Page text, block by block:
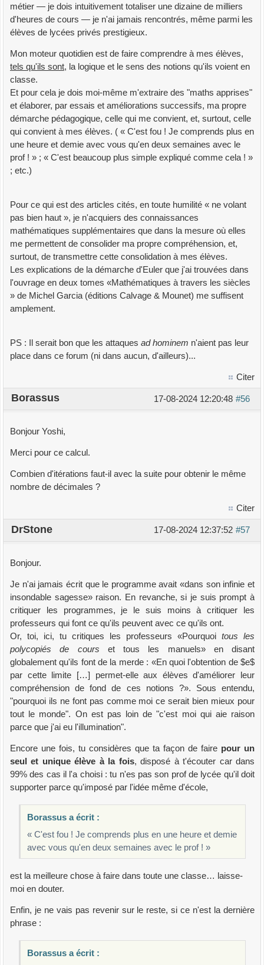
métier — je dois intuitivement totaliser une dizaine de milliers
d'heures de cours — je n'ai jamais rencontrés, même parmi les
élèves de lycées privés prestigieux.
Mon moteur quotidien est de faire comprendre à mes élèves,
tels qu'ils sont, la logique et le sens des notions qu'ils voient en
classe.
Et pour cela je dois moi-même m'extraire des "maths apprises"
et élaborer, par essais et améliorations successifs, ma propre
démarche pédagogique, celle qui me convient, et, surtout, celle
qui convient à mes élèves. ( « C'est fou ! Je comprends plus en
une heure et demie avec vous qu'en deux semaines avec le
prof ! » ; « C'est beaucoup plus simple expliqué comme cela ! »
; etc.)
Pour ce qui est des articles cités, en toute humilité « ne volant
pas bien haut », je n'acquiers des connaissances
mathématiques supplémentaires que dans la mesure où elles
me permettent de consolider ma propre compréhension, et,
surtout, de transmettre cette consolidation à mes élèves.
Les explications de la démarche d'Euler que j'ai trouvées dans
l'ouvrage en deux tomes «Mathématiques à travers les siècles
» de Michel Garcia (éditions Calvage & Mounet) me suffisent
amplement.
PS : Il serait bon que les attaques ad hominem n'aient pas leur
place dans ce forum (ni dans aucun, d'ailleurs)...
Citer
#56
17-08-2024 12:20:48
Borassus
Bonjour Yoshi,
Merci pour ce calcul.
Combien d'itérations faut-il avec la suite pour obtenir le même
nombre de décimales ?
Citer
#57
17-08-2024 12:37:52
DrStone
Bonjour.
Je n'ai jamais écrit que le programme avait «dans son infinie et
insondable sagesse» raison. En revanche, si je suis prompt à
critiquer les programmes, je le suis moins à critiquer les
professeurs qui font ce qu'ils peuvent avec ce qu'ils ont.
Or, toi, ici, tu critiques les professeurs «Pourquoi tous les
polycopiés de cours et tous les manuels» en disant
globalement qu'ils font de la merde : «En quoi l'obtention de $e$
par cette limite […] permet-elle aux élèves d'améliorer leur
compréhension de fond de ces notions ?». Sous entendu,
"pourquoi ils ne font pas comme moi ce serait bien mieux pour
tout le monde". On est pas loin de "c'est moi qui aie raison
parce que j'ai eu l'illumination".
Encore une fois, tu considères que ta façon de faire pour un
seul et unique élève à la fois, disposé à t'écouter car dans
99% des cas il l'a choisi : tu n'es pas son prof de lycée qu'il doit
supporter parce qu'imposé par l'idée même d'école,
Borassus a écrit :
« C'est fou ! Je comprends plus en une heure et demie
avec vous qu'en deux semaines avec le prof ! »
est la meilleure chose à faire dans toute une classe… laisse-
moi en douter.
Enfin, je ne vais pas revenir sur le reste, si ce n'est la dernière
phrase :
Borassus a écrit :